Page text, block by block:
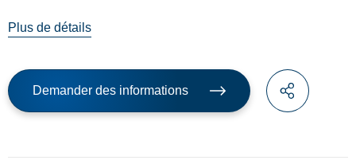
Plus de détails
Demander des informations